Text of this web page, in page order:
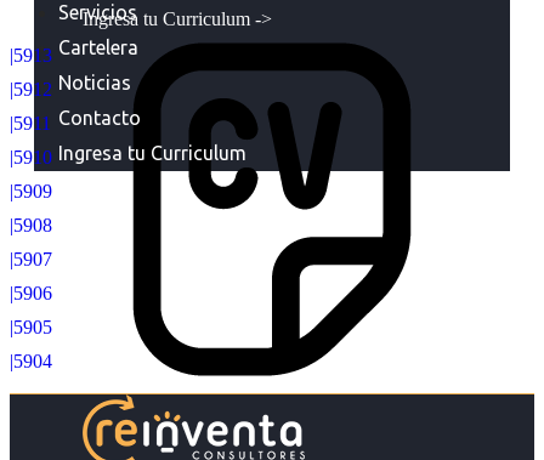
Ingresa tu Curriculum ->
Servicios
Cartelera
Noticias
Contacto
Ingresa tu Curriculum
|5913
|5912
|5911
|5910
|5909
|5908
|5907
|5906
|5905
|5904